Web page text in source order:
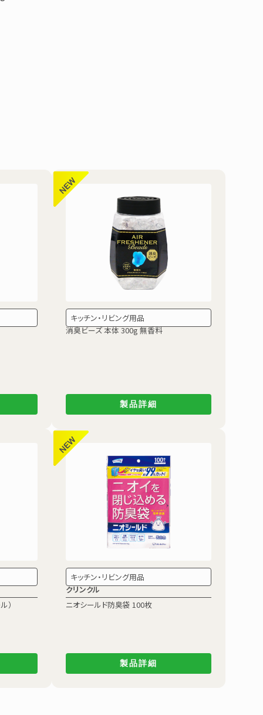
キッチン・リビング用品
消臭ビーズ 本体 300g 無香料
製品詳細
）
キッチン・リビング用品
クリンクル
ニオシールド防臭袋 100枚
製品詳細